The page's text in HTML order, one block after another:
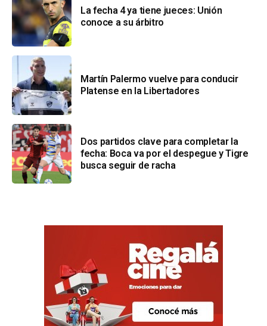
La fecha 4 ya tiene jueces: Unión
conoce a su árbitro
Martín Palermo vuelve para conducir
Platense en la Libertadores
Dos partidos clave para completar la
fecha: Boca va por el despegue y Tigre
busca seguir de racha